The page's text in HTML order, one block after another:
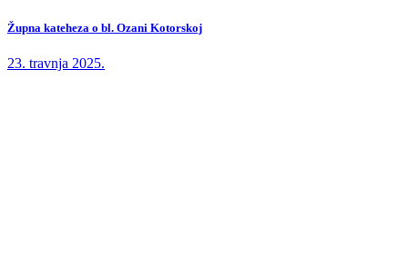
Župna kateheza o bl. Ozani Kotorskoj
23. travnja 2025.